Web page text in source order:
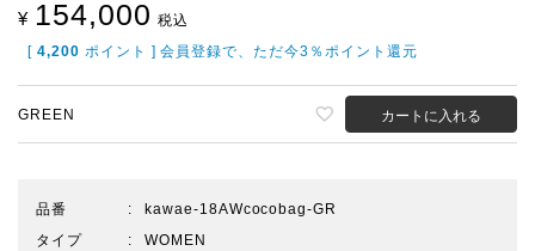
¥ 154,000 税込
[ 4,200 ポイント ] 会員登録で、ただ今3％ポイント還元
GREEN カートに入れる
品番
kawae-18AWcocobag-GR
タイプ
WOMEN